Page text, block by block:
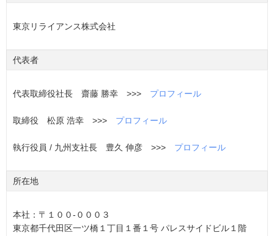
東京リライアンス株式会社
代表者
代表取締役社長 齋藤 勝幸 >>> プロフィール
取締役 松原 浩幸 >>> プロフィール
執行役員 / 九州支社長 豊久 伸彦 >>> プロフィール
所在地
本社：〒１００-０００３
東京都千代田区一ツ橋１丁目１番１号 パレスサイドビル１階